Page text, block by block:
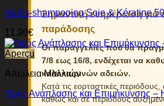
Σημαντική ενημέρωση για
παράδοσης
Οι παραγγελίες που θα
7/8 εως 16/8, ενδέχεται να
καλοκαιρινών αδειών.
Κατά τις εορταστικές
καθώς και σε περιόδους
Après-shampooing Soie & Kératine
11,90€
Aperçu
Απώλεια Μαλλιών
Ορός Ανάπλασης και Επιμήκυνσης –